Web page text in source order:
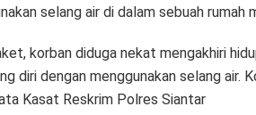
selang air di dalam sebuah rumah
korban diduga nekat mengakhiri
diri dengan menggunakan selang air.
Kasat Reskrim Polres Siantar